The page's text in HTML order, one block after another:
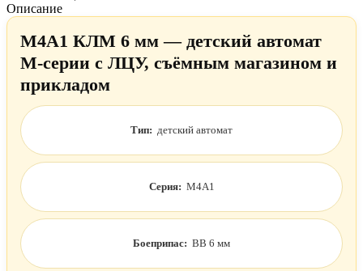
Описание
M4A1 КЛМ 6 мм — детский автомат
М-серии с ЛЦУ, съёмным магазином и
прикладом
Тип: детский автомат
Серия: M4A1
Боеприпас: BB 6 мм